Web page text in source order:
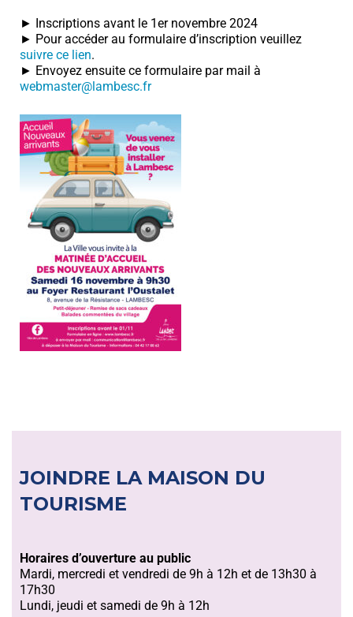
► Inscriptions avant le 1er novembre 2024
► Pour accéder au formulaire d’inscription veuillez
suivre ce lien.
► Envoyez ensuite ce formulaire par mail à
webmaster@lambesc.fr
JOINDRE LA MAISON DU
TOURISME
Horaires d’ouverture au public
Mardi, mercredi et vendredi de 9h à 12h et de 13h30 à
17h30
Lundi, jeudi et samedi de 9h à 12h